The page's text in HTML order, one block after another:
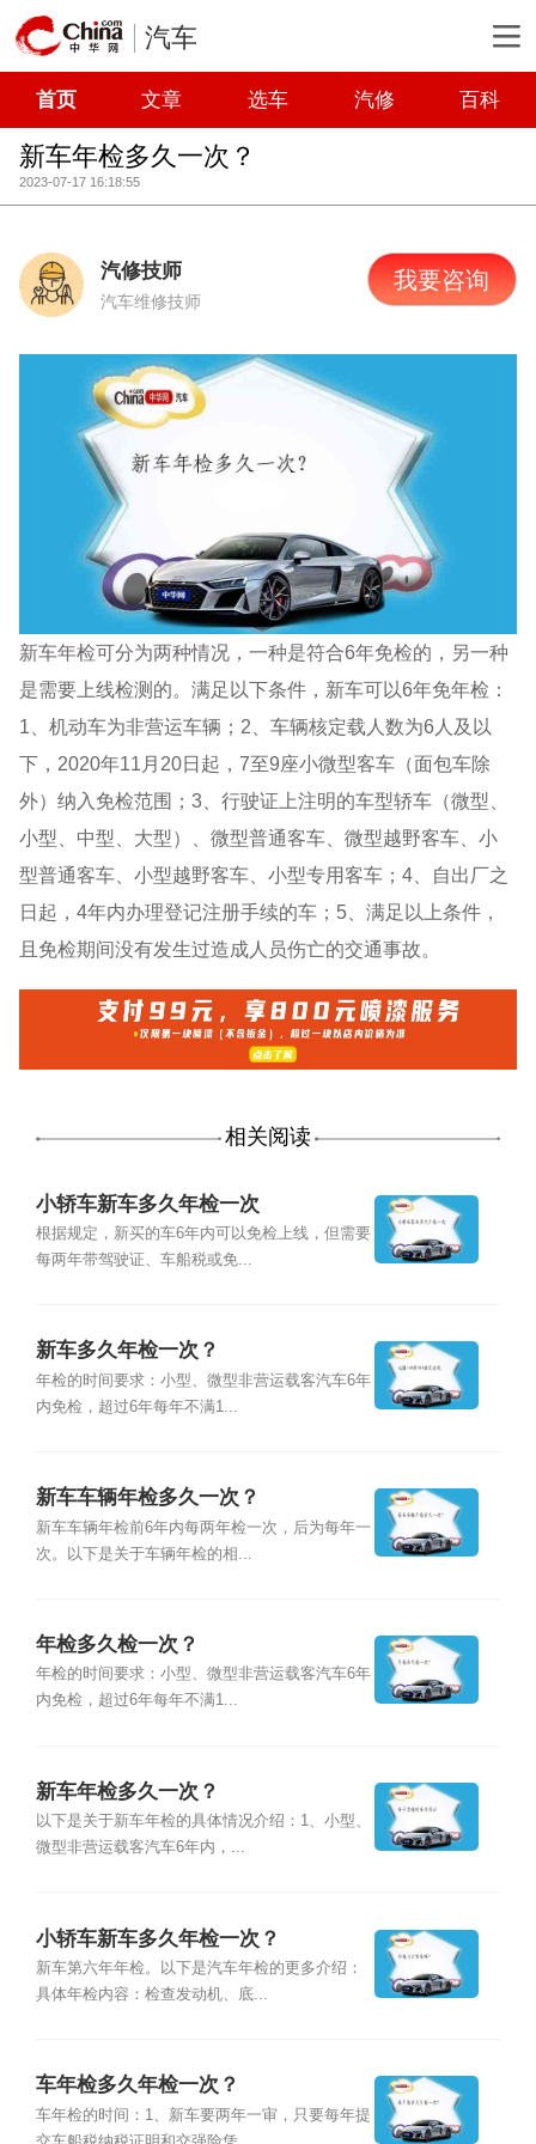
汽车
首页 文章 选车 汽修 百科
新车年检多久一次？
2023-07-17 16:18:55
汽修技师
汽车维修技师
我要咨询
新车年检可分为两种情况，一种是符合6年免检的，另一种
是需要上线检测的。满足以下条件，新车可以6年免年检：
1、机动车为非营运车辆；2、车辆核定载人数为6人及以
下，2020年11月20日起，7至9座小微型客车（面包车除
外）纳入免检范围；3、行驶证上注明的车型轿车（微型、
小型、中型、大型）、微型普通客车、微型越野客车、小
型普通客车、小型越野客车、小型专用客车；4、自出厂之
日起，4年内办理登记注册手续的车；5、满足以上条件，
且免检期间没有发生过造成人员伤亡的交通事故。
相关阅读
小轿车新车多久年检一次
根据规定，新买的车6年内可以免检上线，但需要
每两年带驾驶证、车船税或免...
新车多久年检一次？
年检的时间要求：小型、微型非营运载客汽车6年
内免检，超过6年每年不满1...
新车车辆年检多久一次？
新车车辆年检前6年内每两年检一次，后为每年一
次。以下是关于车辆年检的相...
年检多久检一次？
年检的时间要求：小型、微型非营运载客汽车6年
内免检，超过6年每年不满1...
新车年检多久一次？
以下是关于新车年检的具体情况介绍：1、小型、
微型非营运载客汽车6年内，...
小轿车新车多久年检一次？
新车第六年年检。以下是汽车年检的更多介绍：
具体年检内容：检查发动机、底...
车年检多久年检一次？
车年检的时间：1、新车要两年一审，只要每年提